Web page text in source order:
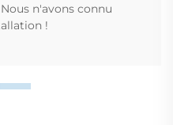
n'avons connu
!